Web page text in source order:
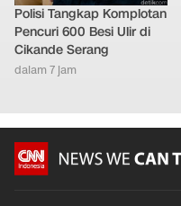
Polisi Tangkap Komplotan
Pencuri 600 Besi Ulir di
Cikande Serang
dalam 7 jam